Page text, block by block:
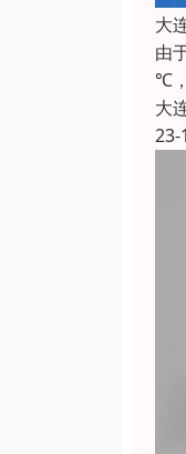
大
由
℃
大
23-